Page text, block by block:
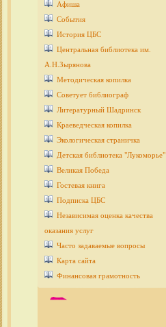
Афиша
События
История ЦБС
Центральная библиотека им.
А.Н.Зырянова
Методическая копилка
Советует библиограф
Литературный Шадринск
Краеведческая копилка
Экологическая страничка
Детcкая библиотека "Лукоморье"
Великая Победа
Гостевая книга
Подписка ЦБС
Независимая оценка качества
оказания услуг
Часто задаваемые вопросы
Карта сайта
Финансовая грамотность